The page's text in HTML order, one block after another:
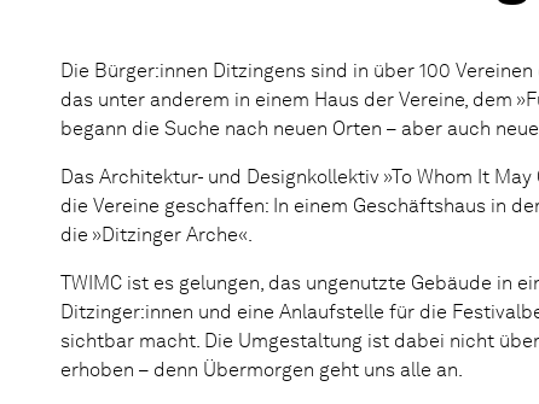
Die Bürger:innen Ditzingens sind in über 100
das unter anderem in einem Haus der Vereine, dem
begann die Suche nach neuen Orten – aber auch
Das Architektur- und Designkollektiv »To Whom It
die Vereine geschaffen: In einem Geschäftshaus in
die »Ditzinger Arche«.
TWIMC ist es gelungen, das ungenutzte Gebäude in
Ditzinger:innen und eine Anlaufstelle für die
sichtbar macht. Die Umgestaltung ist dabei nicht
erhoben – denn Übermorgen geht uns alle an.